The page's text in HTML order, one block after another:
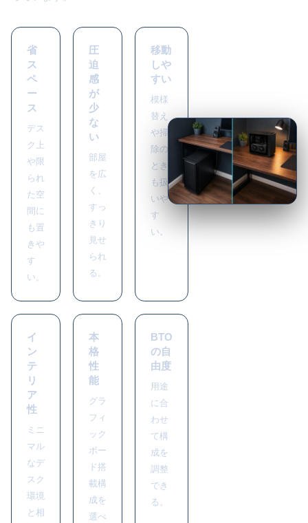
省
ス
ペ
ー
ス
デス
ク上
や限
られ
た空
間に
も置
きや
す
い。
圧
迫
感
が
少
な
い
部屋
を広
く、
すっ
きり
見せ
られ
る。
移動
しや
すい
模様
替え
や掃
除の
とき
も扱
いや
す
い。
イ
ン
テ
リ
ア
性
ミニ
マル
なデ
スク
環境
と相
本
格
性
能
グラ
フィ
ック
ボー
ド搭
載構
成を
選べ
BTO
の自
由度
用途
に合
わせ
て構
成を
調整
でき
る。